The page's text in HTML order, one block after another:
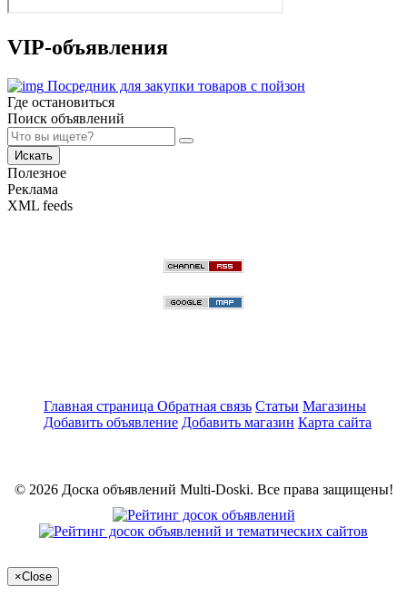
VIP-объявления
Посредник для закупки товаров с пойзон
Где остановиться
Поиск объявлений
Искать
Полезное
Реклама
XML feeds
Главная страница Обратная связь Статьи Магазины
Добавить объявление Добавить магазин Карта сайта
© 2026 Доска объявлений Multi-Doski. Все права защищены!
×Close